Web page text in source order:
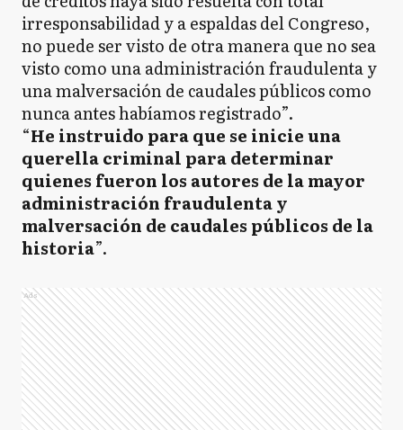
irresponsabilidad y a espaldas del Congreso,
no puede ser visto de otra manera que no sea
visto como una administración fraudulenta y
una malversación de caudales públicos como
nunca antes habíamos registrado”.
“He instruido para que se inicie una
querella criminal para determinar
quienes fueron los autores de la mayor
administración fraudulenta y
malversación de caudales públicos de la
historia”.
Ads